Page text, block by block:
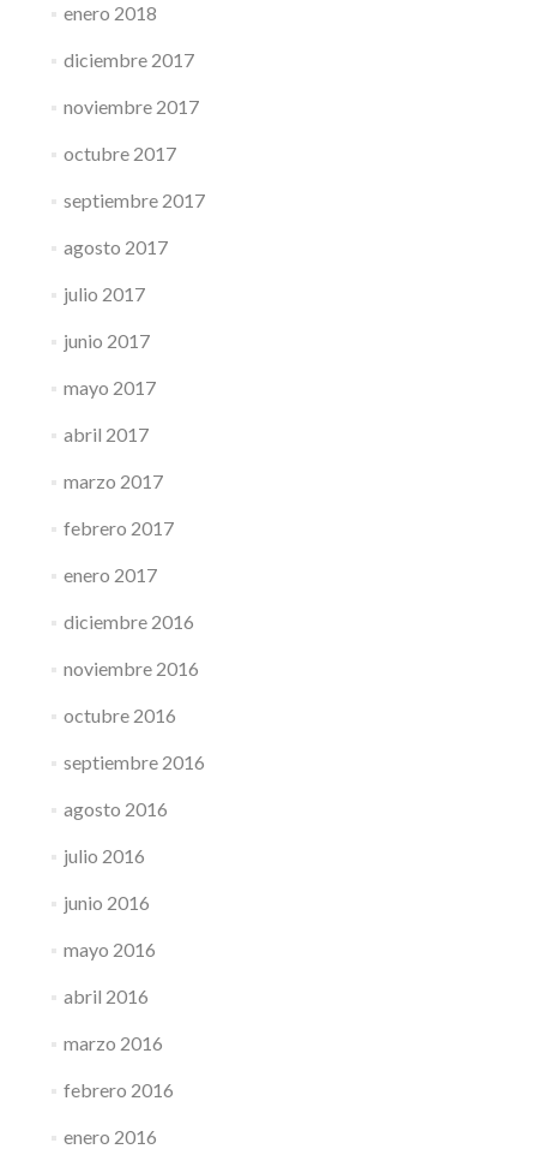
enero 2018
diciembre 2017
noviembre 2017
octubre 2017
septiembre 2017
agosto 2017
julio 2017
junio 2017
mayo 2017
abril 2017
marzo 2017
febrero 2017
enero 2017
diciembre 2016
noviembre 2016
octubre 2016
septiembre 2016
agosto 2016
julio 2016
junio 2016
mayo 2016
abril 2016
marzo 2016
febrero 2016
enero 2016